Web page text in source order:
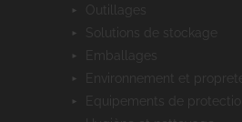
outillages
solutions de stockage
emballages
environnement et propreté
equipements de